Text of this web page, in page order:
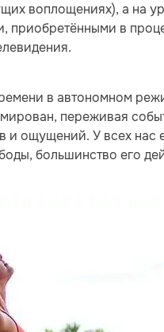
воплощениях), а на
в
в автономном
переживая
и ощущений. У всех нас
большинство его